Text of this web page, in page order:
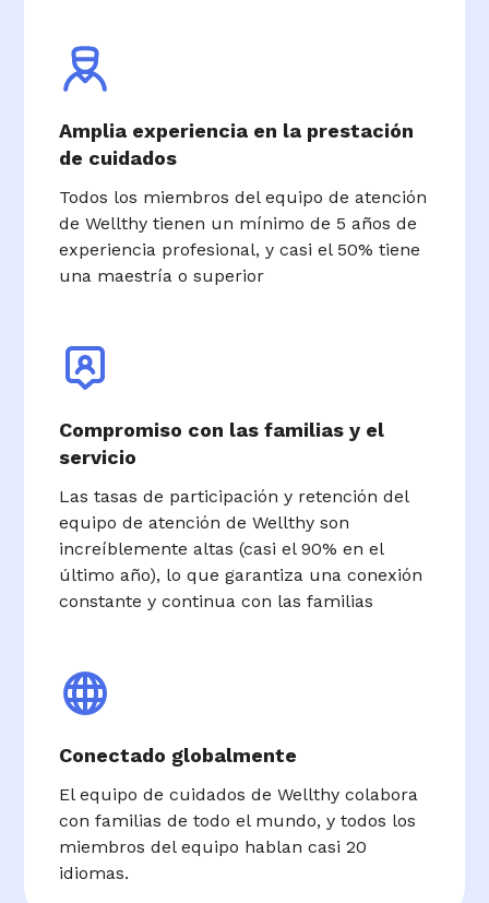
Amplia experiencia en la prestación
de cuidados
Todos los miembros del equipo de atención
de Wellthy tienen un mínimo de 5 años de
experiencia profesional, y casi el 50% tiene
una maestría o superior
Compromiso con las familias y el
servicio
Las tasas de participación y retención del
equipo de atención de Wellthy son
increíblemente altas (casi el 90% en el
último año), lo que garantiza una conexión
constante y continua con las familias
Conectado globalmente
El equipo de cuidados de Wellthy colabora
con familias de todo el mundo, y todos los
miembros del equipo hablan casi 20
idiomas.